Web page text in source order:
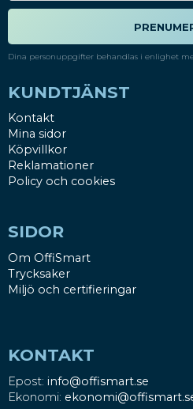
Dina personuppgifter behandlas i enlighet
KUNDTJÄNST
Kontakt
Mina sidor
Köpvillkor
Reklamationer
Policy och cookies
SIDOR
Om OffiSmart
Trycksaker
Miljö och certifieringar
KONTAKT
Epost: info@offismart.se
Ekonomi: